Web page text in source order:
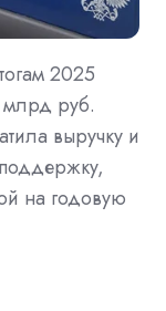
2025
млрд руб.
выручку и
на годовую